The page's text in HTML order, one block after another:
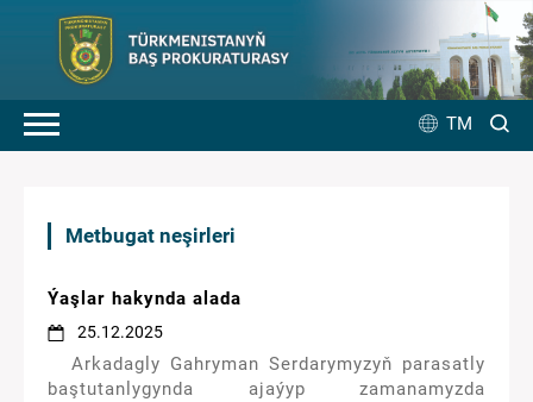
TM
Metbugat neşirleri
Ýaşlar hakynda alada
25.12.2025
Arkadagly Gahryman Serdarymyzyň parasatly
baştutanlygynda ajaýyp zamanamyzda